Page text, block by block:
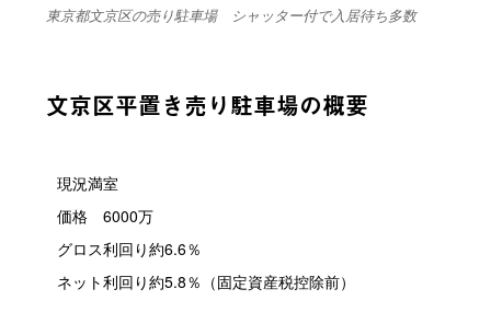
東京都文京区の売り駐車場 シャッター付で入居待ち多数
文京区平置き売り駐車場の概要
現況満室
価格 6000万
グロス利回り約6.6％
ネット利回り約5.8％（固定資産税控除前）